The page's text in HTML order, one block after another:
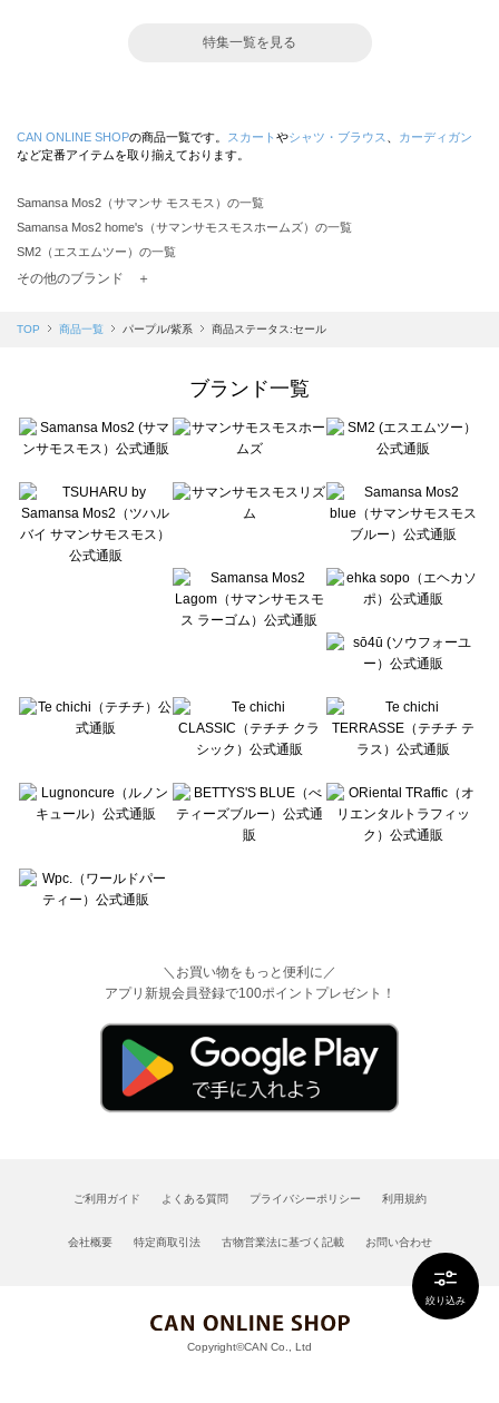
絞り込み
特集一覧を見る
CAN ONLINE SHOPの商品一覧です。 スカート やシャツ・ブラウス
カーディガン
など定番アイテムを取り揃えております。
Samansa Mos2（サマンサ モスモス）の一覧
Samansa Mos2 home's（サマンサモスモスホームズ）の一覧
SM2（エスエムツー）の一覧
TSUHARU by Samansa Mos2（ツハルバイサマンサモスモス）の一覧
Samansa Mos2 blue（サマンサモスモス ブルー）の一覧
Te chichi（テチチ）の一覧
Te chichi CLASSIC（テチチ クラシック）の一覧
Lugnoncure（ルノンキュール）の一覧
BETTY'S BLUE（べティーズブルー）の一覧
Wpc.（ワールドパーティー）の一覧
その他のブランド ＋
TOP 商品一覧 パープル/紫系 商品ステータス:セール
ブランド一覧
＼お買い物をもっと便利に／
アプリ新規会員登録で100ポイントプレゼント！
ご利用ガイド よくある質問 プライバシーポリシー 利用規約
会社概要 特定商取引法 古物営業法に基づく記載 お問い合わせ
Copyright©CAN Co., Ltd